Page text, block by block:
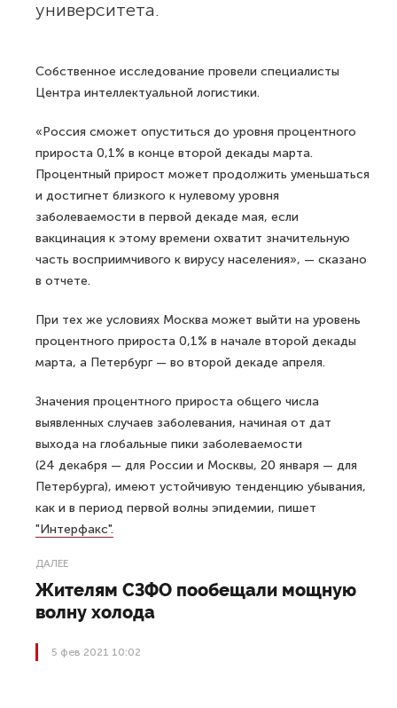
университета.
Собственное исследование провели специалисты
Центра интеллектуальной логистики.
«Россия сможет опуститься до уровня процентного
прироста 0,1% в конце второй декады марта.
Процентный прирост может продолжить уменьшаться
и достигнет близкого к нулевому уровня
заболеваемости в первой декаде мая, если
вакцинация к этому времени охватит значительную
часть восприимчивого к вирусу населения», — сказано
в отчете.
При тех же условиях Москва может выйти на уровень
процентного прироста 0,1% в начале второй декады
марта, а Петербург — во второй декаде апреля.
Значения процентного прироста общего числа
выявленных случаев заболевания, начиная от дат
выхода на глобальные пики заболеваемости
(24 декабря — для России и Москвы, 20 января — для
Петербурга), имеют устойчивую тенденцию убывания,
как и в период первой волны эпидемии, пишет
"Интерфакс".
ДАЛЕЕ
Жителям СЗФО пообещали мощную
волну холода
5 фев 2021 10:02